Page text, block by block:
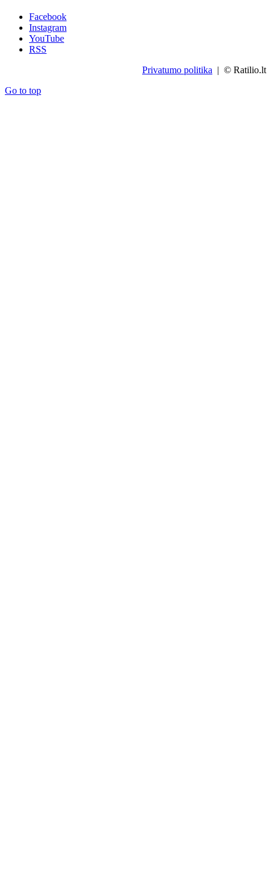
Facebook
Instagram
YouTube
RSS
Privatumo politika | © Ratilio.lt
Go to top